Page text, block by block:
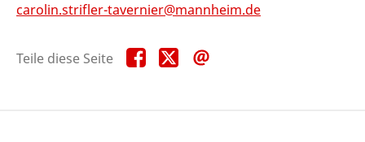
carolin.strifler-tavernier@mannheim.de
Teile diese Seite Teile
diese
Teile
diese